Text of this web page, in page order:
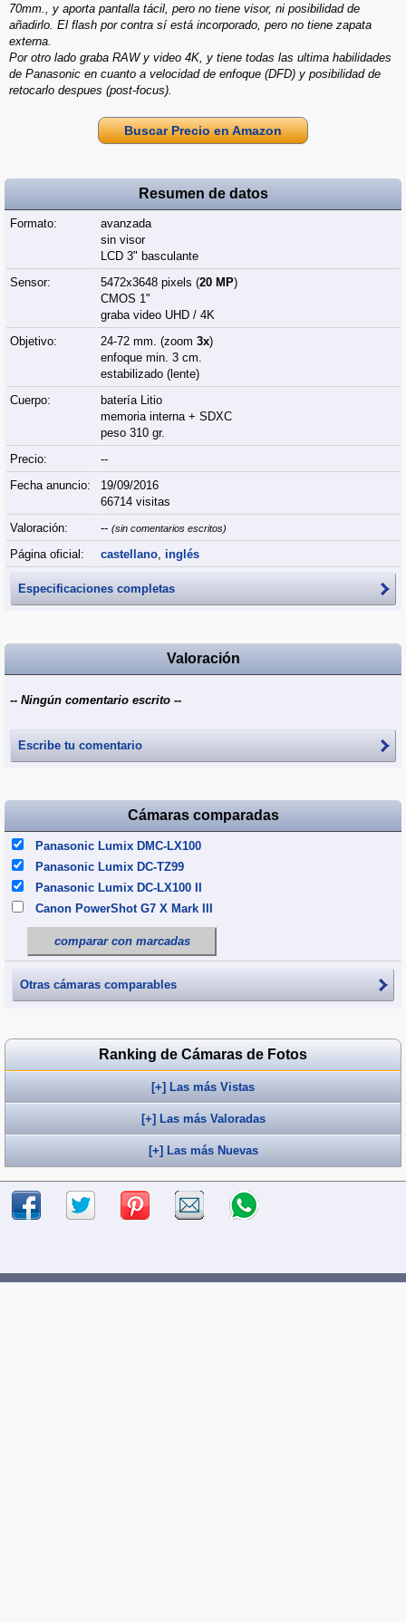
70mm., y aporta pantalla tácil, pero no tiene visor, ni posibilidad de
añadirlo. El flash por contra sí está incorporado, pero no tiene zapata
externa.
Por otro lado graba RAW y video 4K, y tiene todas las ultima habilidades
de Panasonic en cuanto a velocidad de enfoque (DFD) y posibilidad de
retocarlo despues (post-focus).
Buscar Precio en Amazon
Resumen de datos
Formato:
avanzada
sin visor
LCD 3" basculante
Sensor:
5472x3648 pixels (20 MP)
CMOS 1"
graba video UHD / 4K
Objetivo:
24-72 mm. (zoom 3x)
enfoque min. 3 cm.
estabilizado (lente)
Cuerpo:
batería Litio
memoria interna + SDXC
peso 310 gr.
Precio:
--
Fecha anuncio:
19/09/2016
66714 visitas
Valoración:
-- (sin comentarios escritos)
Página oficial: castellano, inglés
Especificaciones completas
Valoración
-- Ningún comentario escrito --
Escribe tu comentario
Cámaras comparadas
Panasonic Lumix DMC-LX100
Panasonic Lumix DC-TZ99
Panasonic Lumix DC-LX100 II
Canon PowerShot G7 X Mark III
comparar con marcadas
Otras cámaras comparables
Ranking de Cámaras de Fotos
[+] Las más Vistas
[+] Las más Valoradas
[+] Las más Nuevas